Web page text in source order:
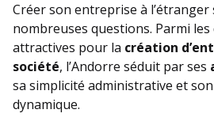
Créer son entreprise à l’étranger
nombreuses questions. Parmi
attractives pour la création
société, l’Andorre séduit par ses
sa simplicité administrative et
dynamique.